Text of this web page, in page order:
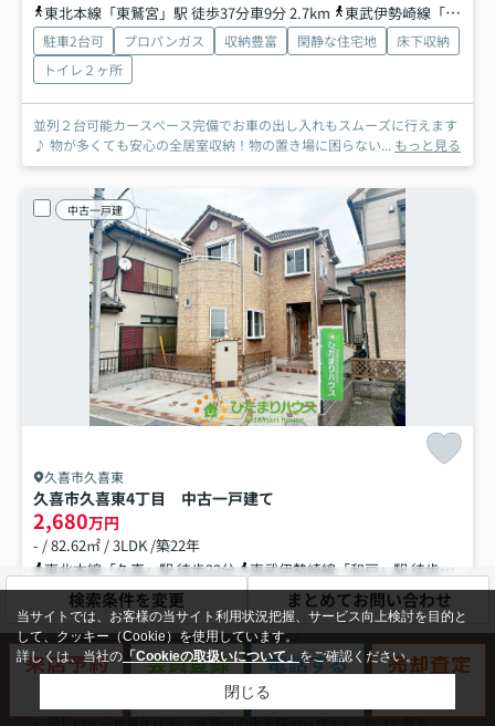
東北本線「東鷲宮」駅 徒歩37分車9分 2.7km
東武伊勢崎線「鷲宮」駅 徒歩31分
駐車2台可 プロパンガス 収納豊富 閑静な住宅地
床下収納
トイレ２ヶ所
並列２台可能カースぺース完備でお車の出し入れもスムーズに行えます
♪ 物が多くても安心の全居室収納！物の置き場に困らない... もっと見る
中古一戸建
久喜市久喜東
久喜市久喜東4丁目 中古一戸建て
2,680万円
- / 82.62㎡ / 3LDK /築22年
東北本線「久喜」駅 徒歩22分
東武伊勢崎線「和戸」駅 徒歩30分
駐車2台可 オール電化
ウォークインクロゼット
システムキッチン
カウンターキッチン
パノラマ
2階リビングで自然光をたっぷり取り込める明るい空間♪ エコで暮らし
に優しいオール電化住宅◎ 家族分の車を停められる2...もっと見る
検索条件を変更 まとめてお問い合わせ
当サイトでは、お客様の当サイト利用状況把握、サービス向上検討を目的と
して、クッキー（Cookie）を使用しています。
詳しくは、当社の 「Cookieの取扱いについて」をご確認ください。
閉じる